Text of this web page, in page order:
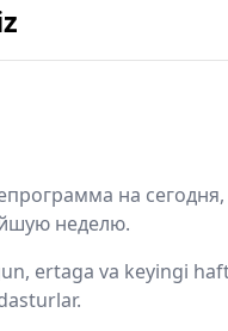
на сегодня,
неделю.
ertaga va keyingi